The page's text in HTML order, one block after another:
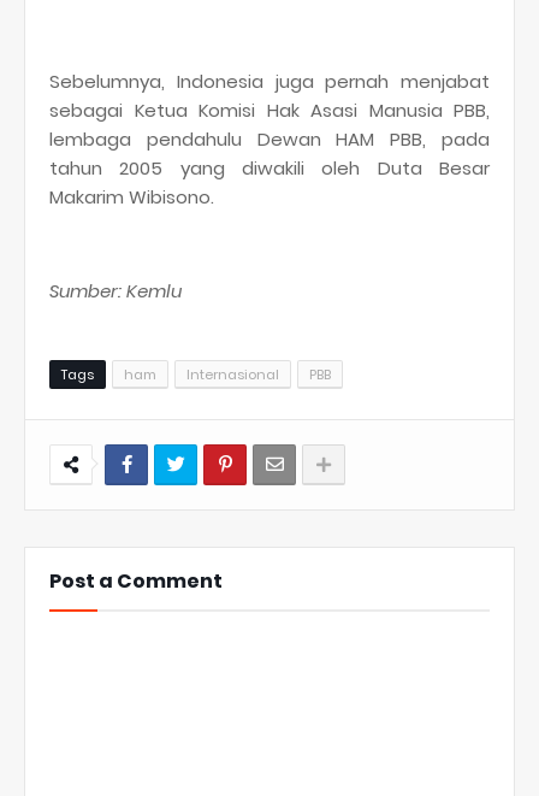
Sebelumnya, Indonesia juga pernah menjabat
sebagai Ketua Komisi Hak Asasi Manusia PBB,
lembaga pendahulu Dewan HAM PBB, pada
tahun 2005 yang diwakili oleh Duta Besar
Makarim Wibisono.
Sumber: Kemlu
Tags ham Internasional PBB
Post a Comment